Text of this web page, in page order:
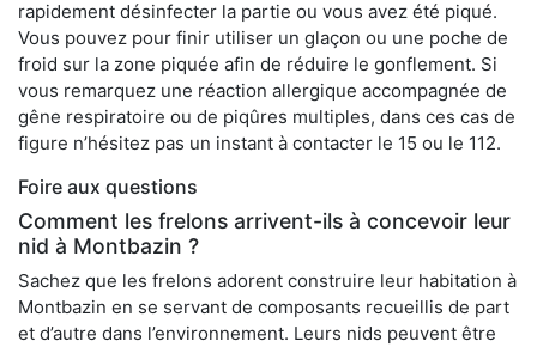
rapidement désinfecter la partie ou vous avez été piqué.
Vous pouvez pour finir utiliser un glaçon ou une poche de
froid sur la zone piquée afin de réduire le gonflement. Si
vous remarquez une réaction allergique accompagnée de
gêne respiratoire ou de piqûres multiples, dans ces cas de
figure n’hésitez pas un instant à contacter le 15 ou le 112.
Foire aux questions
Comment les frelons arrivent-ils à concevoir leur
nid à Montbazin ?
Sachez que les frelons adorent construire leur habitation à
Montbazin en se servant de composants recueillis de part
et d’autre dans l’environnement. Leurs nids peuvent être